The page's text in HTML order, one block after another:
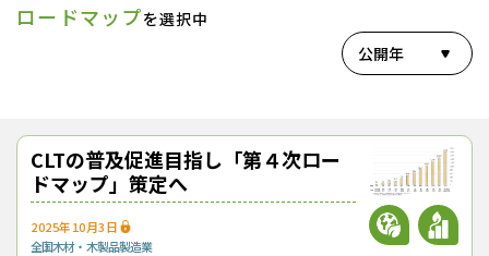
ロードマップを選択中
公開年
CLTの普及促進目指し「第４次ロー
ドマップ」策定へ
2025年10月3日
全国木材・木製品製造業